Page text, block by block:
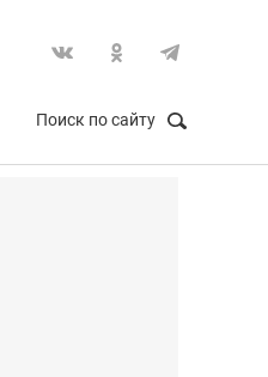
Поиск по сайту